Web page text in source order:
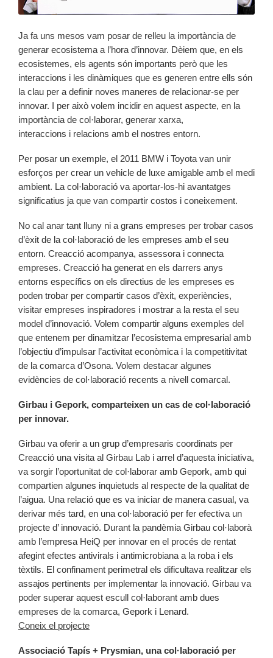
Ja fa uns mesos vam posar de relleu la importància de
generar ecosistema a l’hora d’innovar. Dèiem que, en els
ecosistemes, els agents són importants però que les
interaccions i les dinàmiques que es generen entre ells són
la clau per a definir noves maneres de relacionar-se per
innovar. I per això volem incidir en aquest aspecte, en la
importància de col·laborar, generar xarxa,
interaccions i relacions amb el nostres entorn.
Per posar un exemple, el 2011 BMW i Toyota van unir
esforços per crear un vehicle de luxe amigable amb el medi
ambient. La col·laboració va aportar-los-hi avantatges
significatius ja que van compartir costos i coneixement.
No cal anar tant lluny ni a grans empreses per trobar casos
d’èxit de la col·laboració de les empreses amb el seu
entorn. Creacció acompanya, assessora i connecta
empreses. Creacció ha generat en els darrers anys
entorns específics on els directius de les empreses es
poden trobar per compartir casos d’èxit, experiències,
visitar empreses inspiradores i mostrar a la resta el seu
model d’innovació. Volem compartir alguns exemples del
que entenem per dinamitzar l’ecosistema empresarial amb
l’objectiu d’impulsar l’activitat econòmica i la competitivitat
de la comarca d’Osona. Volem destacar algunes
evidències de col·laboració recents a nivell comarcal.
Girbau i Gepork, comparteixen un cas de col·laboració
per innovar.
Girbau va oferir a un grup d’empresaris coordinats per
Creacció una visita al Girbau Lab i arrel d’aquesta iniciativa,
va sorgir l’oportunitat de col·laborar amb Gepork, amb qui
compartien algunes inquietuds al respecte de la qualitat de
l’aigua. Una relació que es va iniciar de manera casual, va
derivar més tard, en una col·laboració per fer efectiva un
projecte d’ innovació. Durant la pandèmia Girbau col·laborà
amb l’empresa HeiQ per innovar en el procés de rentat
afegint efectes antivirals i antimicrobiana a la roba i els
tèxtils. El confinament perimetral els dificultava realitzar els
assajos pertinents per implementar la innovació. Girbau va
poder superar aquest escull col·laborant amb dues
empreses de la comarca, Gepork i Lenard.
Coneix el projecte
Associació Tapís + Prysmian, una col·laboració per